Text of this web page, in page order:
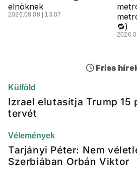
elnöknek
2026.08.08 | 13:07
🔁)
Friss
Külföld
Izrael elutasítja Trump 15
tervét
Vélemények
Tarjányi Péter: Nem
Szerbiában Orbán Viktor